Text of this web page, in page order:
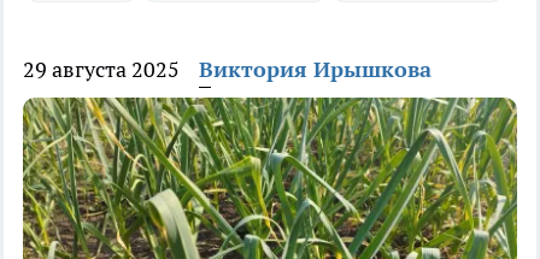
29 августа 2025 Виктория Ирышкова